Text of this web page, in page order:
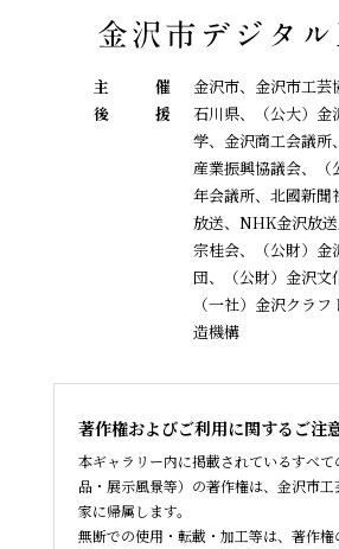
主 催
金沢市、金沢市工芸
後
援
石川県、（公大）金
学、金沢商工会議所
産業振興協議会、
年会議所、北國新
放送、NHK金沢放送
宗桂会、
（公財）
団、（公財）金沢文
（一社）金沢クラ
造機構
著作権およびご利用に関するご注
本ギャラリー内に掲載されているすべ
品・展示風景等）の著作権は、金沢市
家に帰属します。
無断での使用・転載・加工等は、著作